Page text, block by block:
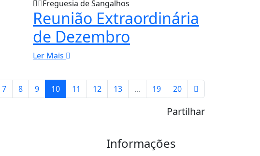
Freguesia de Sangalhos
Reunião Extraordinária
de Dezembro
Ler Mais
7 8 9 10 11 12 13 ... 19 20
Partilhar
Informações